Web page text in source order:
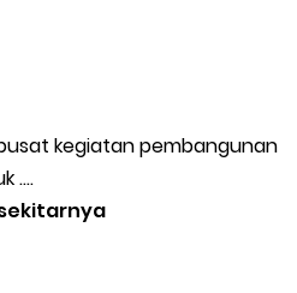
kegiatan pembangunan
….